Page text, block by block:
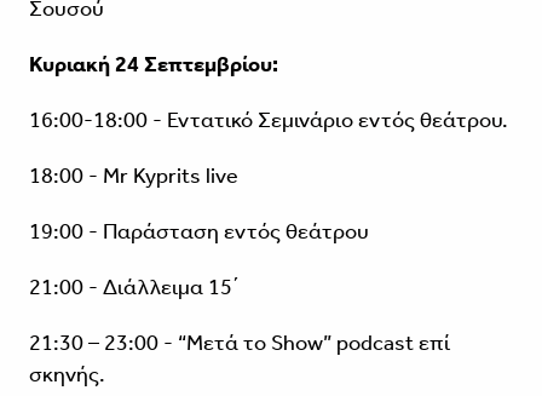
Σουσού
Κυριακή 24 Σεπτεμβρίου:
16:00-18:00 - Εντατικό Σεμινάριο εντός θεάτρου.
18:00 - Mr Kyprits live
19:00 - Παράσταση εντός θεάτρου
21:00 - Διάλλειμα 15΄
21:30 – 23:00 - “Μετά το Show” podcast επί
σκηνής.